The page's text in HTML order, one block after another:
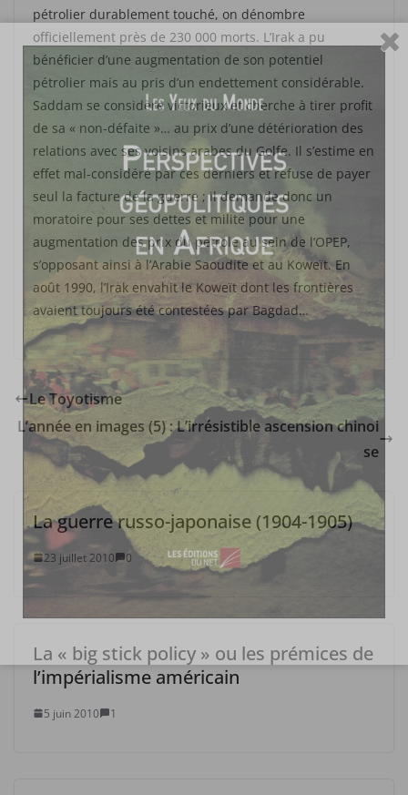
pétrolier durablement touché, on dénombre
officiellement près de 230 000 morts. L’Irak a pu
bénéficier d’une augmentation de son potentiel
pétrolier mais au pris d’un endettement considérable.
Saddam se considère victorieux et cherche à tirer profit
de sa « non-défaite »… au prix d’une détérioration des
relations avec ses voisins arabes du Golfe. Il s’estime en
effet mal-considéré par ces derniers et refuse de payer
seul la facture de la guerre ; il demande donc un
moratoire pour ses dettes et milite pour une
augmentation des prix du pétrole au sein de l’OPEP,
s’opposant ainsi à l’Arabie Saoudite et au Koweït. En
août 1990, l’Irak envahit le Koweït dont les frontières
avaient toujours été contestées par Bagdad…
Le Toyotisme
L’année en images (5) : L’irrésistible ascension chinoi
se
La guerre russo-japonaise (1904-1905)
23 juillet 2010 0
La « big stick policy » ou les prémices de
l’impérialisme américain
5 juin 2010 1